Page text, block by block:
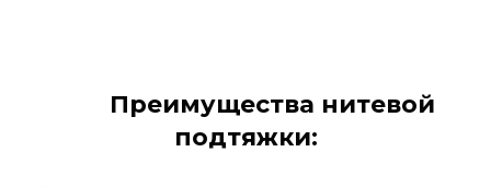
Преимущества нитевой
подтяжки: